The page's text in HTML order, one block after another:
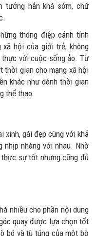
hắn khá sớm, chứ
thông điệp cảnh tỉnh
xã hội của giới trẻ, không
với cuộc sống ảo. Từ
thời gian cho mạng xã hội
khác như dành thời gian
thể thao.
xinh, gái đẹp cùng với khả
nhịp nhàng với nhau. Nhờ
sự tốt nhưng cũng đủ
nhiều cho phần nội dung
quay được lựa chọn tốt
bó và tù túng của một bộ